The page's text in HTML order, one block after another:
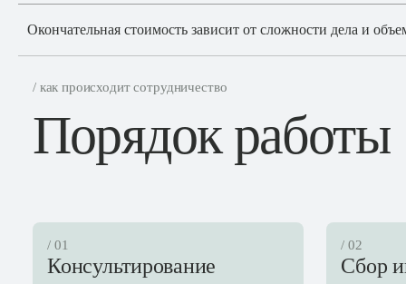
Окончательная стоимость зависит от сложности дела и
/ как происходит сотрудничество
Порядок работы
/ 01
Консультирование
/ 02
Сбор